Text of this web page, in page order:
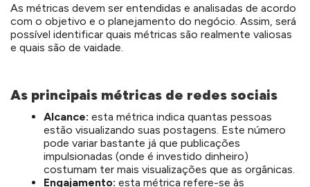
As métricas devem ser entendidas e analisadas de acordo
com o objetivo e o planejamento do negócio. Assim, será
possível identificar quais métricas são realmente valiosas
e quais são de vaidade.
As principais métricas de redes sociais
Alcance: esta métrica indica quantas pessoas
estão visualizando suas postagens. Este número
pode variar bastante já que publicações
impulsionadas (onde é investido dinheiro)
costumam ter mais visualizações que as orgânicas.
Engajamento: esta métrica refere-se às